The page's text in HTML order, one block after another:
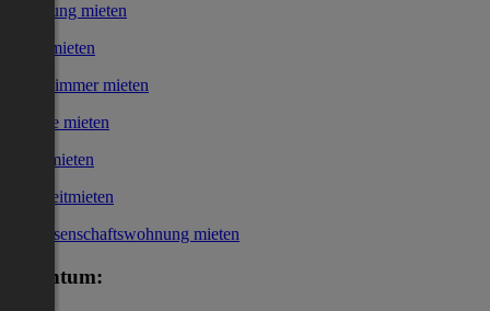
Wohnung mieten
Haus mieten
WG-Zimmer mieten
Garage mieten
Büro mieten
Kurzzeitmieten
Genossenschaftswohnung mieten
Eigentum: